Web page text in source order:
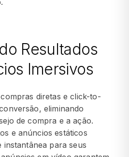
Resultados
Imersivos
diretas e click-to-
eliminando
de compra e a ação.
e anúncios estáticos
instantânea para seus